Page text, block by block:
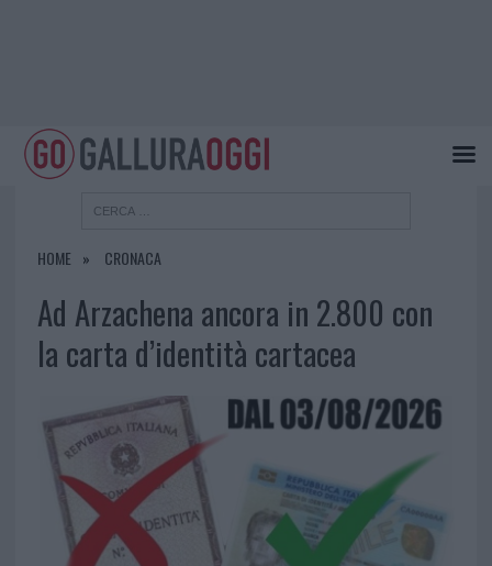
HOME CRONACA
Ad Arzachena ancora in 2.800 con
la carta d’identità cartacea